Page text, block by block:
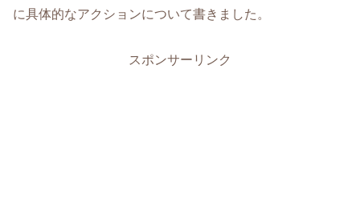
に具体的なアクションについて書きました。
スポンサーリンク